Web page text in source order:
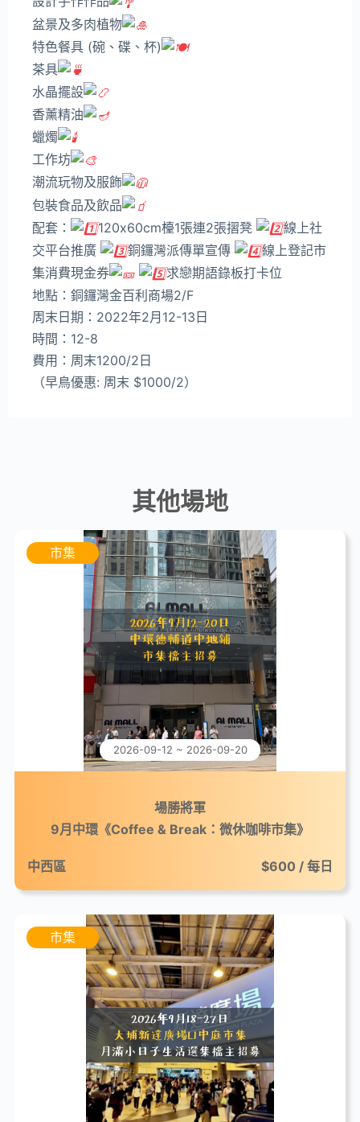
盆景及多肉植物
特色餐具 (碗、碟、杯)
茶具
水晶擺設
香薰精油
蠟燭
工作坊
潮流玩物及服飾
包裝食品及飲品
配套：
120x60cm檯1張連2張摺凳
線上社
交平台推廣
銅鑼灣派傳單宣傳
線上登記市
集消費現金券
求戀期語錄板打卡位
地點：銅鑼灣金百利商場2/F
周末日期：2022年2月12-13日
時間：12-8
費用：周末1200/2日
（早鳥優惠: 周末 $1000/2）
其他場地
市集
2026-09-12 ~ 2026-09-20
場勝將軍
9月中環《Coffee & Break：微休咖啡市集》
中西區 $600 / 每日
市集